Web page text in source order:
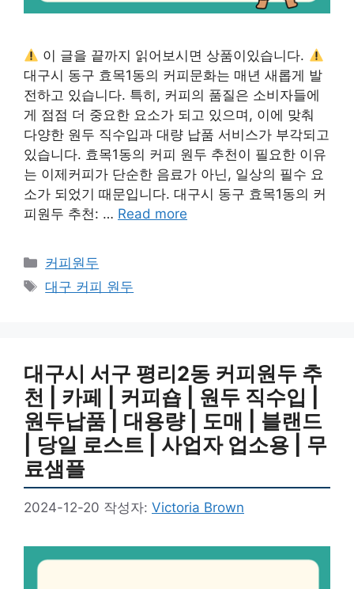
이 글을 끝까지 읽어보시면 상품이있습니다.
대구시 동구 효목1동의 커피문화는 매년 새롭게 발
전하고 있습니다. 특히, 커피의 품질은 소비자들에
게 점점 더 중요한 요소가 되고 있으며, 이에 맞춰
다양한 원두 직수입과 대량 납품 서비스가 부각되고
있습니다. 효목1동의 커피 원두 추천이 필요한 이유
는 이제커피가 단순한 음료가 아닌, 일상의 필수 요
소가 되었기 때문입니다. 대구시 동구 효목1동의 커
피원두 추천: … Read more
카
테
커피원두
태
대구 커피 원두
대구시 서구 평리2동 커피원두 추
천 | 카페 | 커피숍 | 원두 직수입 |
원두납품 | 대용량 | 도매 | 블랜드
| 당일 로스트 | 사업자 업소용 | 무
료샘플
2024-12-20 작성자: Victoria Brown